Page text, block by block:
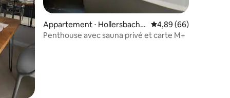
: 5 sur 5
Appartement ⋅ Hollersbach i
m Pinzgau
Évaluation moyenne
4,89 (66)
Penthouse avec sauna privé et carte M+